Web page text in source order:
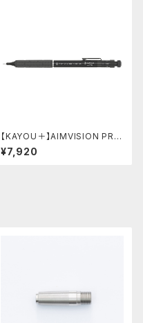
【KAYOU＋】AIMVISION PR
O/エイムビジョンプロ (メテオブ
ラック)
¥7,920